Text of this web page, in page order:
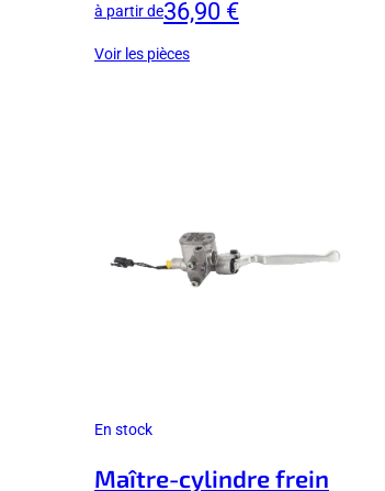
à partir de36,90 €
Voir les pièces
En stock
Maître-cylindre frein